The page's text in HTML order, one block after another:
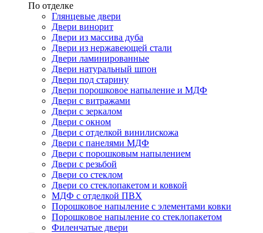
По отделке
Глянцевые двери
Двери винорит
Двери из массива дуба
Двери из нержавеющей стали
Двери ламинированные
Двери натуральный шпон
Двери под старину
Двери порошковое напыление и МДФ
Двери с витражами
Двери с зеркалом
Двери с окном
Двери с отделкой винилискожа
Двери с панелями МДФ
Двери с порошковым напылением
Двери с резьбой
Двери со стеклом
Двери со стеклопакетом и ковкой
МДФ с отделкой ПВХ
Порошковое напыление с элементами ковки
Порошковое напыление со стеклопакетом
Филенчатые двери